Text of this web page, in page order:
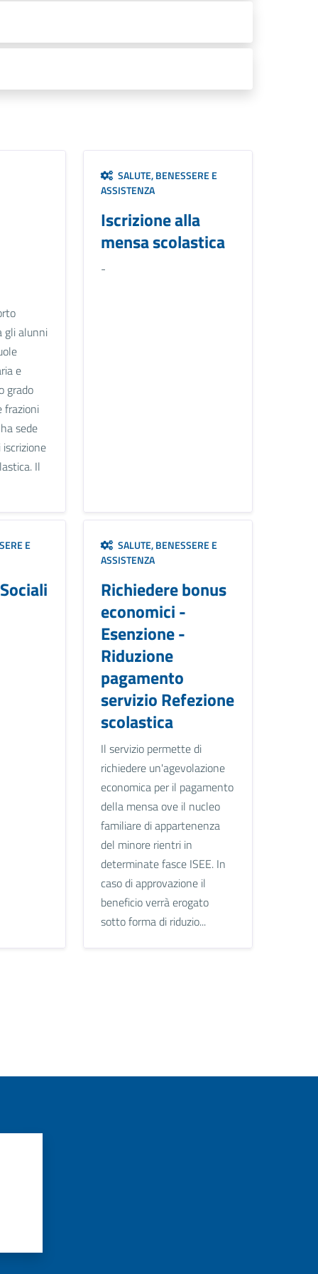
gli alunni
e
grado
frazioni
sede
Il
SALUTE, BENESSERE E
ASSISTENZA
Iscrizione alla
mensa scolastica
-
E
SALUTE, BENESSERE E
ASSISTENZA
Richiedere bonus
economici -
Esenzione -
Riduzione
pagamento
servizio Refezione
scolastica
Il servizio permette di
richiedere un'agevolazione
economica per il pagamento
della mensa ove il nucleo
familiare di appartenenza
del minore rientri in
determinate fasce ISEE. In
caso di approvazione il
beneficio verrà erogato
sotto forma di riduzio...